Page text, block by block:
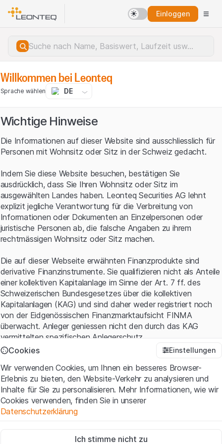
Einloggen
Serverfehler.
Willkommen bei Leonteq
Sprache wählen DE
Wichtige Hinweise
Die Informationen auf dieser Website sind ausschliesslich für
Personen mit Wohnsitz oder Sitz in der Schweiz gedacht.
Indem Sie diese Website besuchen, bestätigen Sie
ausdrücklich, dass Sie Ihren Wohnsitz oder Sitz im
ausgewählten Landes haben. Leonteq Securities AG lehnt
explizit jegliche Verantwortung für die Verbreitung von
Informationen oder Dokumenten an Einzelpersonen oder
juristische Personen ab, die falsche Angaben zu ihrem
rechtmässigen Wohnsitz oder Sitz machen.
Die auf dieser Webseite erwähnten Finanzprodukte sind
derivative Finanzinstrumente. Sie qualifizieren nicht als Anteile
einer kollektiven Kapitalanlage im Sinne der Art. 7 ff. des
Schweizerischen Bundesgesetzes über die kollektiven
Kapitalanlagen (KAG) und sind daher weder registriert noch
von der Eidgenössischen Finanzmarktaufsicht FINMA
überwacht. Anleger geniessen nicht den durch das KAG
vermittelten spezifischen Anlegerschutz.
Mit dem Zugriff auf diese Website der Leonteq Securities AG
(die "Website") erklären Sie, dass Sie die rechtlichen
Informationen und die wichtigen Hinweise und
Nutzungsbedingungenverstanden haben und akzeptieren.
Wenn Sie mit den Nutzungsbedingungen nicht einverstanden
Cookies Einstellungen
Wir verwenden Cookies, um Ihnen ein besseres Browser-
Erlebnis zu bieten, den Website-Verkehr zu analysieren und
Inhalte für Sie zu personalisieren. Mehr Informationen, wie wir
Cookies verwenden, finden Sie in unserer
Datenschutzerklärung
Diese Cookies sind für die Website erforderlich und können nicht
Ich stimme nicht zu